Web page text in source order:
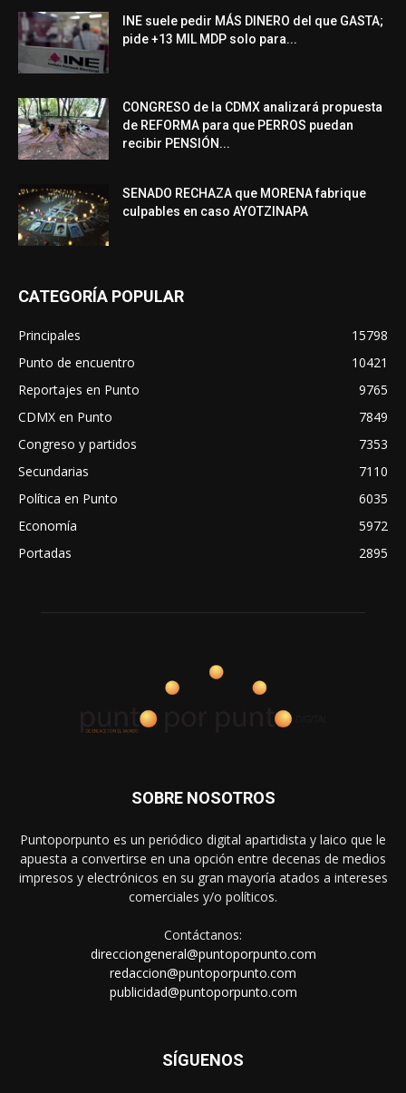
INE suele pedir MÁS DINERO del que GASTA;
pide +13 MIL MDP solo para...
CONGRESO de la CDMX analizará propuesta
de REFORMA para que PERROS puedan
recibir PENSIÓN...
SENADO RECHAZA que MORENA fabrique
culpables en caso AYOTZINAPA
CATEGORÍA POPULAR
Principales
15798
Punto de encuentro
10421
Reportajes en Punto
9765
CDMX en Punto
7849
Congreso y partidos
7353
Secundarias
7110
Política en Punto
6035
Economía
5972
Portadas
2895
SOBRE NOSOTROS
Puntoporpunto es un periódico digital apartidista y laico que le
apuesta a convertirse en una opción entre decenas de medios
impresos y electrónicos en su gran mayoría atados a intereses
comerciales y/o políticos.
Contáctanos:
direcciongeneral@puntoporpunto.com
redaccion@puntoporpunto.com
publicidad@puntoporpunto.com
SÍGUENOS